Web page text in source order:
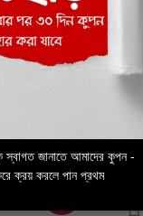
অর্ডার ট্র্যাকিং
| © All rights reserved
স্বাগত জানাতে আমাদের কুপন -
ক্রয় করলে পান প্রথম